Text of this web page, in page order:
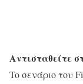
Αντισταθείτε
To σενάριο του